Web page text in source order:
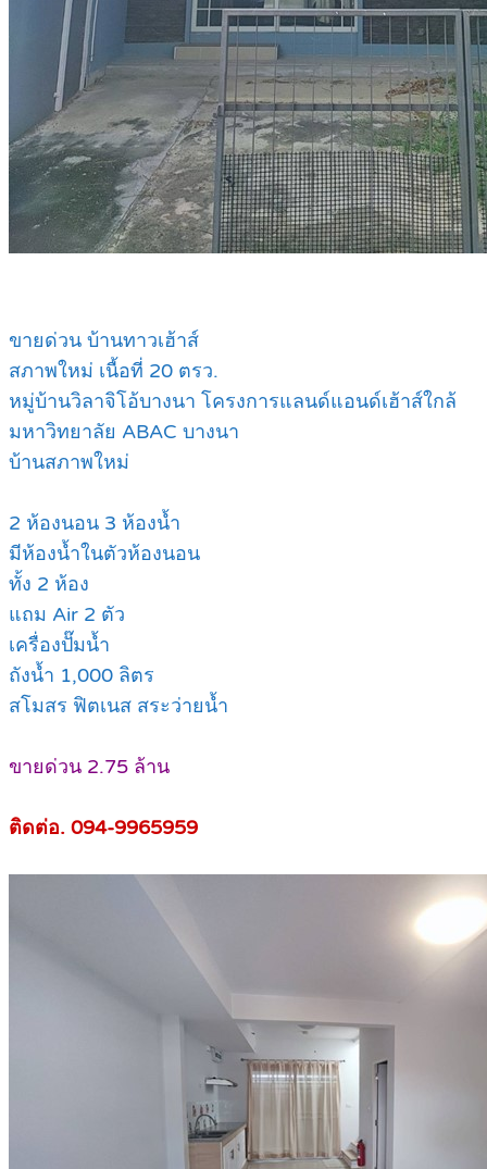
ขายด่วน บ้านทาวเฮ้าส์
สภาพใหม่ เนื้อที่ 20 ตรว.
หมู่บ้านวิลาจิโอ้บางนา โครงการแลนด์แอนด์เฮ้าส์ใกล้
มหาวิทยาลัย ABAC บางนา
บ้านสภาพใหม่
2 ห้องนอน 3 ห้องน้ำ
มีห้องน้ำในตัวห้องนอน
ทั้ง 2 ห้อง
แถม Air 2 ตัว
เครื่องปั๊มน้ำ
ถังน้ำ 1,000 ลิตร
สโมสร ฟิตเนส สระว่ายน้ำ
ขายด่วน 2.75 ล้าน
ติดต่อ. 094-9965959